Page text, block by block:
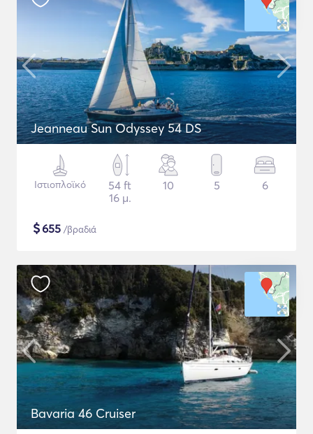
Jeanneau Sun Odyssey 54 DS
Ιστιοπλοϊκό
54 ft
16 μ.
10 5 6
$655 /βραδιά
Bavaria 46 Cruiser